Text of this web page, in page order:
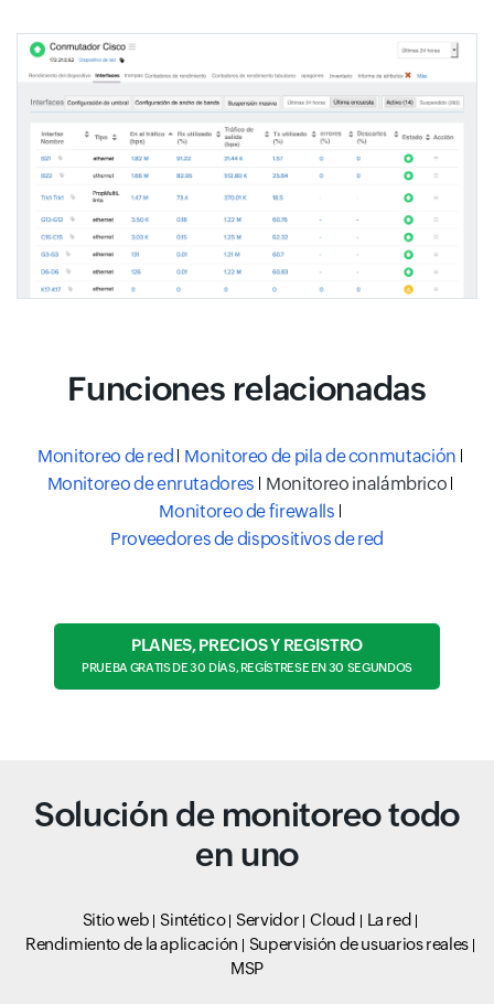
Funciones relacionadas
Monitoreo de red
Monitoreo de pila de conmutación
Monitoreo de enrutadores
Monitoreo inalámbrico
Monitoreo de firewalls
Proveedores de dispositivos de red
PLANES, PRECIOS Y REGISTRO
PRUEBA GRATIS DE 30 DÍAS, REGÍSTRESE EN 30 SEGUNDOS
Solución de monitoreo todo
en uno
Sitio web Sintético Servidor Cloud
La red
Rendimiento de la aplicación
Supervisión de usuarios reales
MSP